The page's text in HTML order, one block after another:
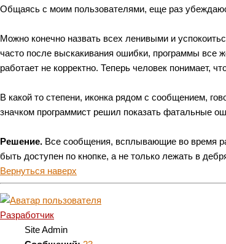
Общаясь с моим пользователями, еще раз
Можно конечно назвать всех ленивыми и
часто после выскакивания ошибки, программы все
работает не корректно. Теперь человек понимает,
В какой то степени, иконка рядом с сообщением,
значком программист решил показать фатальные
Решение. Все сообщения, всплывающие во время
быть доступен по кнопке, а не только лежать в
Вернуться наверх
Разработчик
Site Admin